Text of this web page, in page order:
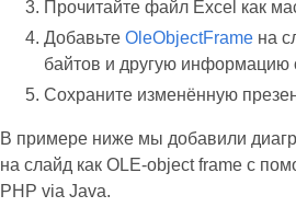
Прочитайте файл Excel как
Добавьте OleObjectFrame на
байтов и другую информацию
Сохраните изменённую
В примере ниже мы добавили
на слайд как OLE‑object frame с
PHP via Java.